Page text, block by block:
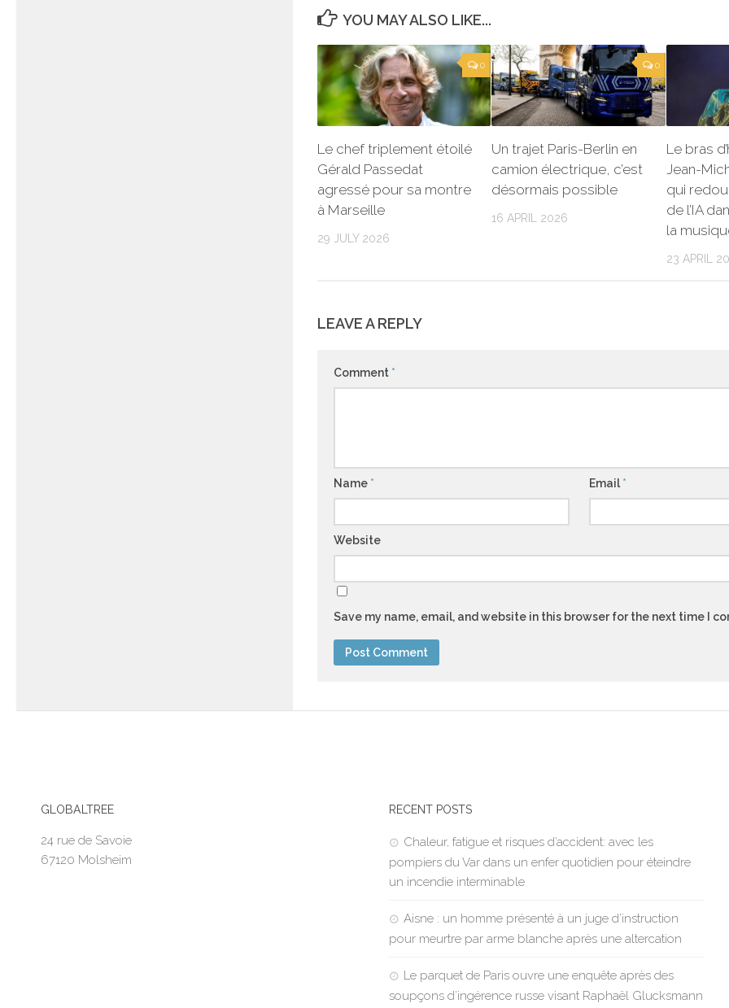
YOU MAY ALSO LIKE...
0
Le chef triplement étoilé
Gérald Passedat
agressé pour sa montre
à Marseille
29 JULY 2026
0
Un trajet Paris-Berlin en
camion électrique, c’est
désormais possible
16 APRIL 2026
Le bras
Jean-
qui
de l’IA
la
23 APRIL
LEAVE A REPLY
Comment *
Name * Email*
Website
Save my name, email, and website in this browser for the next time I
GLOBALTREE
24 rue de Savoie
67120 Molsheim
RECENT POSTS
Chaleur, fatigue et risques d’accident: avec les
pompiers du Var dans un enfer quotidien pour éteindre
un incendie interminable
Aisne : un homme présenté à un juge d’instruction
pour meurtre par arme blanche après une altercation
Le parquet de Paris ouvre une enquête après des
soupçons d’ingérence russe visant Raphaël Glucksmann